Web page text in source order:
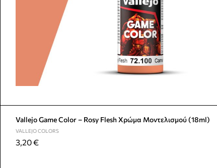
Vallejo Game Color – Rosy Flesh Χρώμα Μοντελισμού (18ml)
VALLEJO COLORS
3,20€